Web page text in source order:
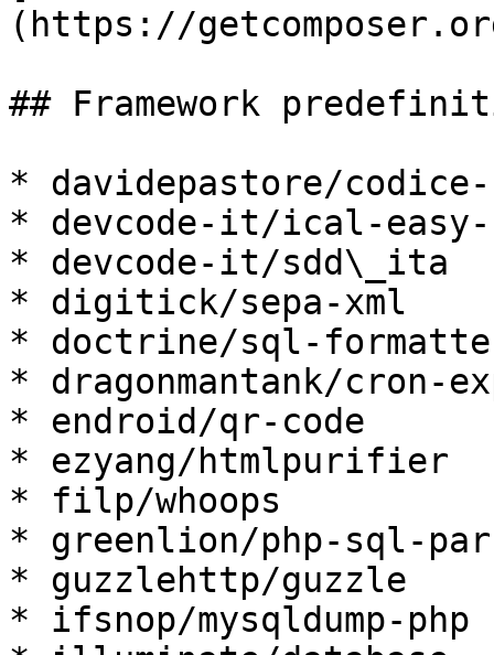
(https://
## Framework
* davidepastore/
* devcode-it/ical-easy-
* devcode-it/sdd\_ita
* digitick/sepa-xml
* doctrine/sql-
* dragonmantank/cron-
* endroid/qr-code
* ezyang/htmlpurifier
* filp/whoops
* greenlion/php-sql-
* guzzlehttp/guzzle
* ifsnop/mysqldump-php